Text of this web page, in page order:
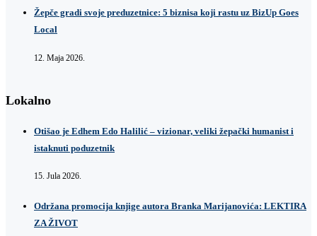
Žepče gradi svoje preduzetnice: 5 biznisa koji rastu uz BizUp Goes
Local
12. Maja 2026.
Lokalno
Otišao je Edhem Edo Halilić – vizionar, veliki žepački humanist i
istaknuti poduzetnik
15. Jula 2026.
Održana promocija knjige autora Branka Marijanovića: LEKTIRA
ZA ŽIVOT